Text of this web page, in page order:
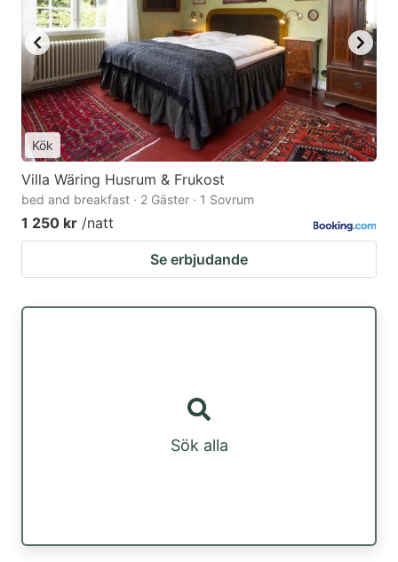
Kök
Villa Wäring Husrum & Frukost
bed and breakfast · 2 Gäster · 1 Sovrum
1 250 kr /natt
Se erbjudande
Sök alla